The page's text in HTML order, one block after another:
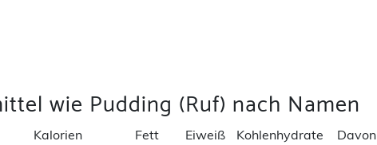
wie Pudding (Ruf) nach Namen
Kalorien Fett Eiweiß Kohlenhydrate
Davon